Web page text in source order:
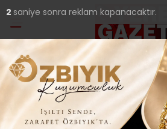
1 saniye sonra reklam kapanacaktır.